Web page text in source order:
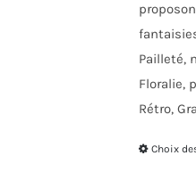
Pailleté,
Floralie,
Rétro,
Choix